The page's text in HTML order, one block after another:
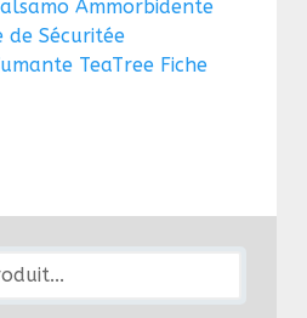
Ammorbidente
de Sécuritée
TeaTree Fiche